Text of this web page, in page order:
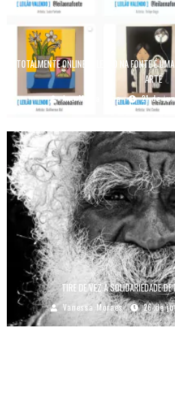
TOTALMENTE ONLINE, O LEILÃO NA FONTE É
ARTE
Ana Maria Lima 21 de
TIRE DE VEZ A SOLIDARIEDADE
Vanessa Moraes 26 de